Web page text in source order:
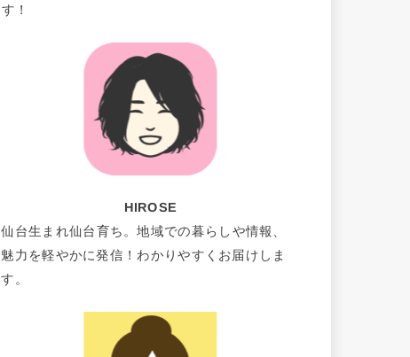
す！
HIROSE
仙台生まれ仙台育ち。地域での暮らしや情報、
魅力を軽やかに発信！わかりやすくお届けしま
す。